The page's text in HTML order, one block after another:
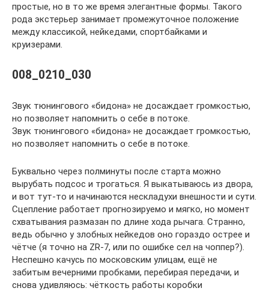
простые, но в то же время элегантные формы. Такого
рода экстерьер занимает промежуточное положение
между классикой, нейкедами, спортбайками и
круизерами.
008_0210_030
Звук тюнингового «бидона» не досаждает громкостью,
но позволяет напомнить о себе в потоке.
Звук тюнингового «бидона» не досаждает громкостью,
но позволяет напомнить о себе в потоке.
Буквально через полминуты после старта можно
вырубать подсос и трогаться. Я выкатываюсь из двора,
и вот тут-то и начинаются нескладухи внешности и сути.
Сцепление работает прогнозируемо и мягко, но момент
схватывания размазан по длине хода рычага. Странно,
ведь обычно у злобных нейкедов оно гораздо острее и
чётче (я точно на ZR-7, или по ошибке сел на чоппер?).
Неспешно качусь по московским улицам, ещё не
забитым вечерними пробками, перебирая передачи, и
снова удивляюсь: чёткость работы коробки